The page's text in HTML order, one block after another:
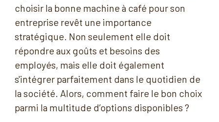
choisir la bonne machine à café pour son
entreprise revêt une importance
stratégique. Non seulement elle doit
répondre aux goûts et besoins des
employés, mais elle doit également
s'intégrer parfaitement dans le quotidien de
la société. Alors, comment faire le bon choix
parmi la multitude d’options disponibles ?